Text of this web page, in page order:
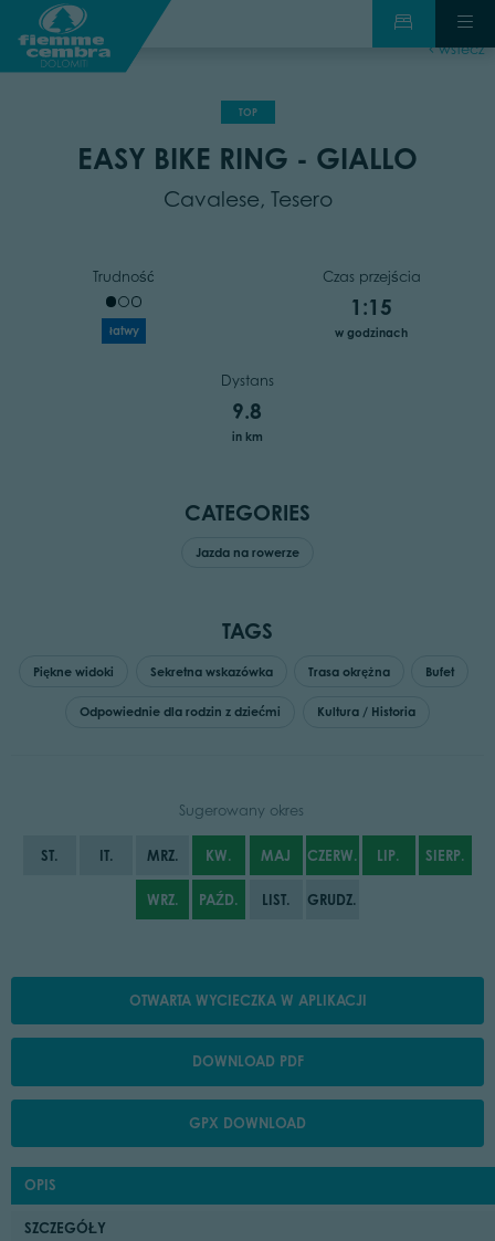
wstecz
TOP
EASY BIKE RING - GIALLO
Cavalese, Tesero
Trudność
łatwy
Czas przejścia
1:15
w godzinach
Dystans
9.8
in km
CATEGORIES
Jazda na rowerze
TAGS
Piękne widoki Sekretna wskazówka Trasa okrężna Bufet
Odpowiednie dla rodzin z dziećmi Kultura / Historia
Sugerowany okres
ST. IT. MRZ. KW. MAJ CZERW. LIP. SIERP.
WRZ. PAŹD. LIST. GRUDZ.
OTWARTA WYCIECZKA W APLIKACJI
DOWNLOAD PDF
GPX DOWNLOAD
OPIS
SZCZEGÓŁY